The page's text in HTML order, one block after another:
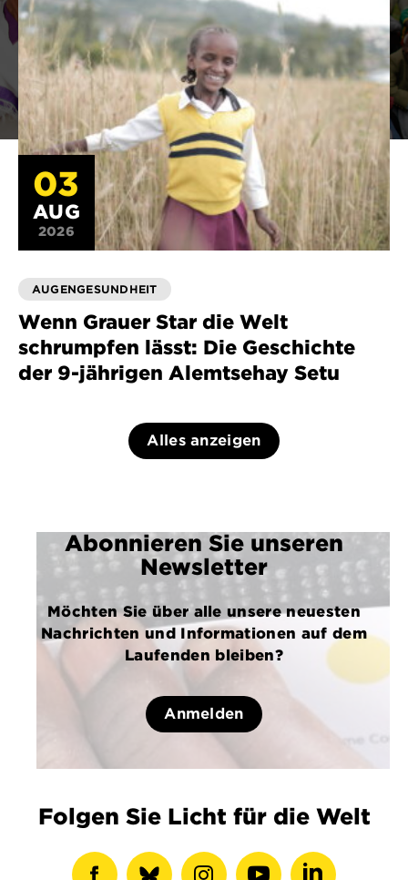
03
AUG
2026
AUGENGESUNDHEIT
Wenn Grauer Star die Welt
schrumpfen lässt: Die Geschichte
der 9-jährigen Alemtsehay Setu
Alles anzeigen
Abonnieren Sie unseren
Newsletter
Möchten Sie über alle unsere neuesten
Nachrichten und Informationen auf dem
Laufenden bleiben?
Anmelden
Folgen Sie Licht für die Welt